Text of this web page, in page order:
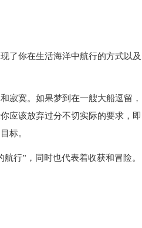
了你在生活海洋中航行的方式以及
寂寞。如果梦到在一艘大船逗留，
应该放弃过分不切实际的要求，即
标。
行”，同时也代表着收获和冒险。